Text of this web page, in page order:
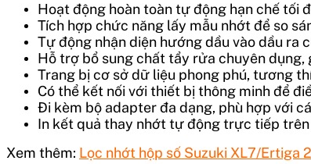
Hoạt động hoàn toàn tự động hạn chế tối
Tích hợp chức năng lấy mẫu nhớt để so
Tự động nhận diện hướng dầu vào dầu ra
Hỗ trợ bổ sung chất tẩy rửa chuyên dụng,
Trang bị cơ sở dữ liệu phong phú, tương
Có thể kết nối với thiết bị thông minh để
Đi kèm bộ adapter đa dạng, phù hợp với
In kết quả thay nhớt tự động trực tiếp
Xem thêm: Lọc nhớt hộp số Suzuki XL7/Ertiga